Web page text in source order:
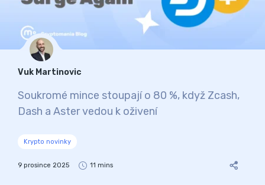
Vuk Martinovic
Soukromé mince stoupají o 80 %, když Zcash,
Dash a Aster vedou k oživení
Krypto novinky
9 prosince 2025 11 mins